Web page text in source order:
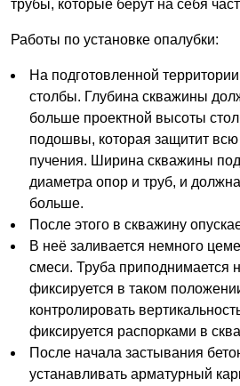
трубы, которые берут на себя
Работы по установке опалубки:
На подготовленной
столбы. Глубина скважины
больше проектной высоты
подошвы, которая защитит всю
пучения. Ширина скважины
диаметра опор и труб, и
больше.
После этого в скважину
В неё заливается немного
смеси. Труба приподнимается
фиксируется в таком
контролировать
фиксируется распорками в
После начала застывания
устанавливать арматурный